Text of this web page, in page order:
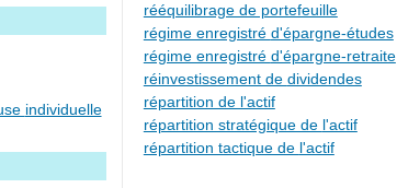
investisseur individuel, investisseuse individuelle
rééquilibrage de portefeuille
régime enregistré d'épargne-études
régime enregistré d'épargne-retraite
réinvestissement de dividendes
répartition de l'actif
répartition stratégique de l'actif
répartition tactique de l'actif